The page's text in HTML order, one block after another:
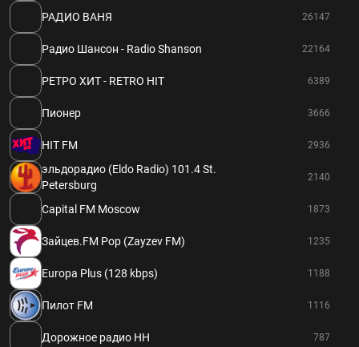
РАДИО ВАНЯ 26147
Радио Шансон - Radio Shanson 22164
РЕТРО ХИТ - RETRO HIT 6389
Пионер 3666
HIT FM 2936
эльдорадио (Eldo Radio) 101.4 St.
Petersburg
2140
Capital FM Moscow 1873
Зайцев.FM Pop (Zayzev FM) 1235
Europa Plus (128 kbps) 1188
Пилот FM 1116
Дорожное радио НН 787